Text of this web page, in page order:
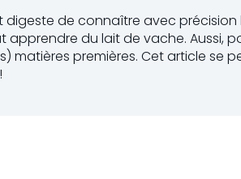
de connaître avec précision
apprendre du lait de vache. Aussi,
premières. Cet article se